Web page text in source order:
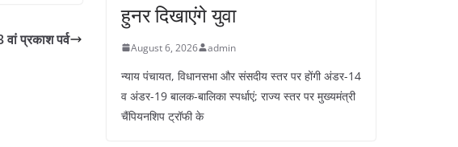
प्रकाश पर्व
हुनर दिखाएंगे युवा
August 6, 2026 admin
न्याय पंचायत, विधानसभा और संसदीय स्तर पर होंगी अंडर-14
व अंडर-19 बालक-बालिका स्पर्धाएं; राज्य स्तर पर मुख्यमंत्री
चैंपियनशिप ट्रॉफी के